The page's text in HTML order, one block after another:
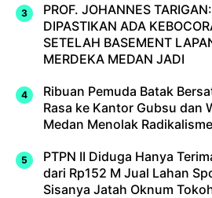
PROF. JOHANNES TARIGAN:
DIPASTIKAN ADA
SETELAH BASEMENT
MERDEKA MEDAN JADI
Ribuan Pemuda Batak
Rasa ke Kantor Gubsu dan
Medan Menolak
PTPN II Diduga Hanya
dari Rp152 M Jual Lahan
Sisanya Jatah Oknum